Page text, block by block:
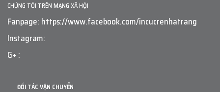
CHÚNG TÔI TRÊN MẠNG XÃ HỘI
Fanpage: https://www.facebook.com/incucrenhatrang
Instagram:
G+ :
ĐỐI TÁC VẬN CHUYỂN